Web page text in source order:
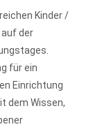
Kinder /
der
für ein
Einrichtung
dem Wissen,